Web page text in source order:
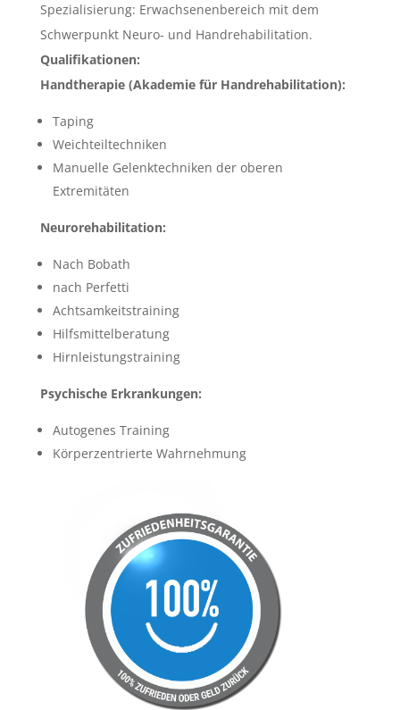
Spezialisierung: Erwachsenenbereich mit dem
Schwerpunkt Neuro- und Handrehabilitation.
Qualifikationen:
Handtherapie (Akademie für Handrehabilitation):
Taping
Weichteiltechniken
Manuelle Gelenktechniken der oberen
Extremitäten
Neurorehabilitation:
Nach Bobath
nach Perfetti
Achtsamkeitstraining
Hilfsmittelberatung
Hirnleistungstraining
Psychische Erkrankungen:
Autogenes Training
Körperzentrierte Wahrnehmung